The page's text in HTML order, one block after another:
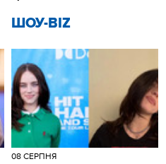
ШОУ-BIZ
08 СЕРПНЯ